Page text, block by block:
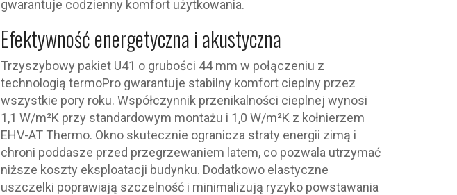
gwarantuje codzienny komfort użytkowania.
Efektywność energetyczna i akustyczna
Trzyszybowy pakiet U41 o grubości 44 mm w połączeniu z
technologią termoPro gwarantuje stabilny komfort cieplny przez
wszystkie pory roku. Współczynnik przenikalności cieplnej wynosi
1,1 W/m²K przy standardowym montażu i 1,0 W/m²K z kołnierzem
EHV-AT Thermo. Okno skutecznie ogranicza straty energii zimą i
chroni poddasze przed przegrzewaniem latem, co pozwala utrzymać
niższe koszty eksploatacji budynku. Dodatkowo elastyczne
uszczelki poprawiają szczelność i minimalizują ryzyko powstawania